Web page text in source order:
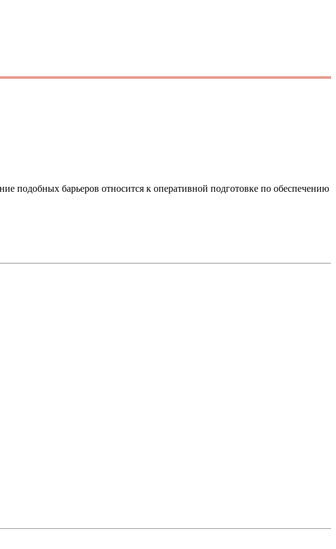
подобных барьеров относится к оперативной подготовке по обеспечению